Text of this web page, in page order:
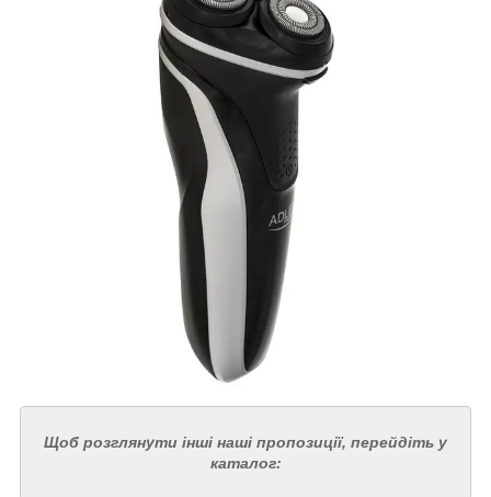
Щоб розглянути інші наші пропозиції, перейдіть у
каталог: